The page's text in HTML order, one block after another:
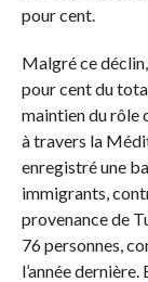
pour cent.
Malgré ce
pour cent du
maintien du rôle
à travers la
enregistré une
immigrants,
provenance de
76 personnes,
l’année